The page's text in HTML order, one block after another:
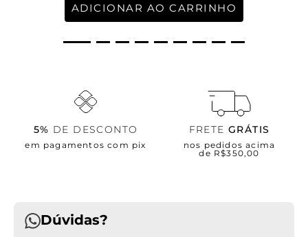
ADICIONAR AO CARRINHO
5% DE DESCONTO
em pagamentos com pix
FRETE GRÁTIS
nos pedidos acima
de R$350,00
Dúvidas?